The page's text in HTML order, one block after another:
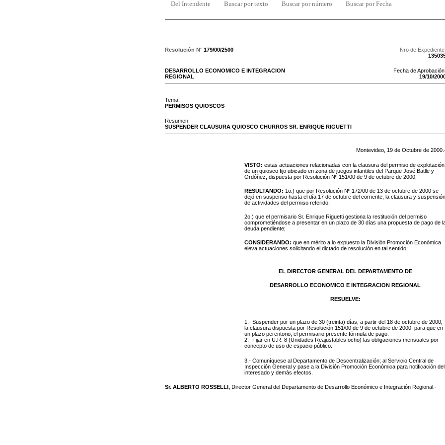
Del Intendente Buscar por texto Buscar por número Buscar por Fecha
Resolución N° 179/00/2500
Nro de
DESARROLLO ECONOMICO E INTEGRACION
REGIONAL
Fecha de
19/10/
Tema:
PERMISOS QUIOSCOS
Resumen:
SUSPENDER CLAUSURA QUIOSCO CHURROS SR. ENRIQUE RIGUETTI
Montevideo, 19 de Octubre de 2000
VISTO: estas actuaciones relacionadas con la clausura del permiso de explotación
de un quiosco fijo ubicado en zona de juegos infantiles del Parque José Batlle y
Ordóñez, dispuesta por Resolución Nº 151/00 de 9 de octubre de 2000;
RESULTANDO: 1o.) que por Resolución Nº 172/00 de 13 de octubre de 2000 se
dejó en suspenso hasta el día 17 de octubre del corriente, la clausura y suspensión
de actividades del permiso referido;
2o.) que el permisario Sr. Enrique Riguetti gestiona la restitución del permiso
comprometiéndose a presentar en un plazo de 30 días una propuesta de pago de
deuda pendiente;
CONSIDERANDO: que en mérito a lo expuesto la División Promoción Económica
eleva actuaciones solicitando el dictado de resolución en tal sentido;
EL DIRECTOR GENERAL DEL DEPARTAMENTO DE
DESARROLLO ECONOMICO E INTEGRACION REGIONAL
RESUELVE:
1.- Suspender por un plazo de 30 (treinta) días, a partir del 18 de octubre de 2000,
la clausura dispuesta por Resolución 151/00 de 9 de octubre de 2000, para que en
un plazo perentorio, el permisario presente fórmula de pago.
2.- Fijar en U.R. 8 (Unidades Reajustables ocho) las obligaciones mensuales por
concepto de uso de espacio público
3.- Comuníquese al Departamento de Descentralización; al Servicio Central de
Inspección General y pase a la División Promoción Económica para notificación del
interesado y demás efectos.
Sr. ALBERTO ROSSELLI, Director General del Departamento de Desarrollo Económico e Integración Regional.-